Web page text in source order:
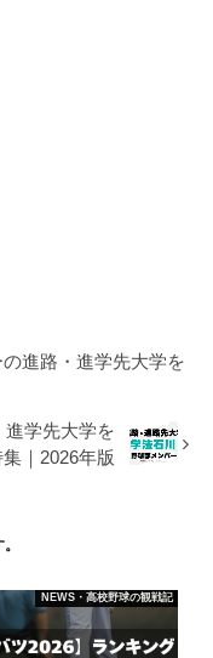
の進路・進学先大学を
進学先大学を
集｜2026年版
NEWS・高校野球の観戦記